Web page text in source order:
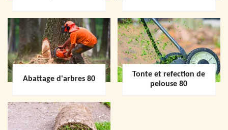
Abattage d'arbres 80
Tonte et refection de
pelouse 80